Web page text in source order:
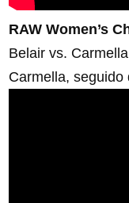
RAW Women’s
Belair vs.
Carmella, seguido